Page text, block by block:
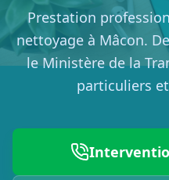
Prestation
nettoyage à Mâcon.
le Ministère de la
particuliers